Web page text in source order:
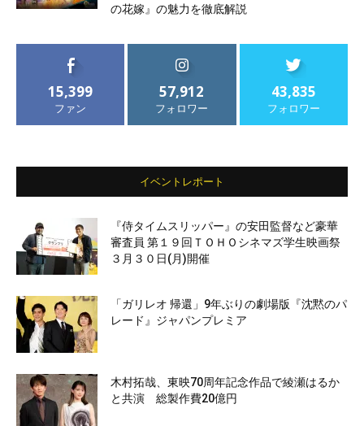
の花嫁』の魅力を徹底解説
15,399
ファン
57,912
フォロワー
43,835
フォロワー
イベントレポート
『侍タイムスリッパー』の安田監督など豪華
審査員 第１９回ＴＯＨＯシネマズ学生映画祭
３月３０日(月)開催
「ガリレオ 帰還」9年ぶりの劇場版『沈黙のパ
レード』ジャパンプレミア
木村拓哉、東映70周年記念作品で綾瀬はるか
と共演 総製作費20億円